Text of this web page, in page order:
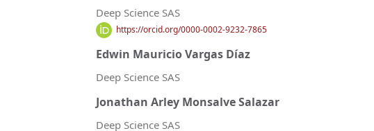
Deep Science SAS
https://orcid.org/0000-0002-9232-7865
Edwin Mauricio Vargas Díaz
Deep Science SAS
Jonathan Arley Monsalve Salazar
Deep Science SAS